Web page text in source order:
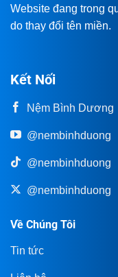
Website đang trong
do thay đổi tên miền.
Kết Nối
Nệm Bình Dương
@nembinhduong
@nembinhduong
@nembinhduong
Về Chúng Tôi
Tin tức